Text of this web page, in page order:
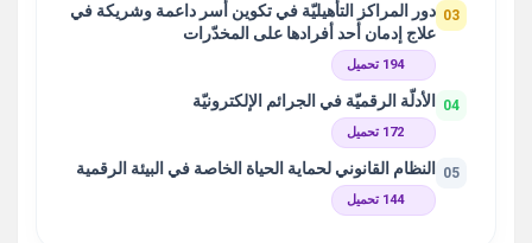
03 دور المراكز التأهيليّة في تكوين أسر داعمة وشريكة في
علاج إدمان أحد أفرادها على المخدّرات
194 تحميل
04 الأدلّة الرقميّة في الجرائم الإلكترونيّة
172 تحميل
05 النظام القانوني لحماية الحياة الخاصة في البيئة الرقمية
144 تحميل